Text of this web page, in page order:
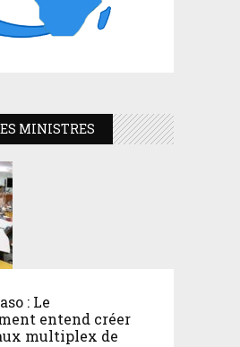
MINISTRES
: Le
entend créer
multiplex de